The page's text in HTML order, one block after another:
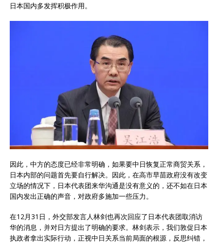
日本国内多发挥积极作用。
因此，中方的态度已经非常明确，如果要中日恢复正常商贸关系，
日本内部的问题首先要自行解决。因此，在高市早苗政府没有改变
立场的情况下，日本代表团来华沟通是没有意义的，还不如在日本
国内发出正确的声音，对政府多施加一些压力。
在12月31日，外交部发言人林剑也再次回应了日本代表团取消访
华的消息，并对日方提出了明确的要求。林剑表示，我们敦促日本
执政者拿出实际行动，正视中日关系当前局面的根源，反思纠错，